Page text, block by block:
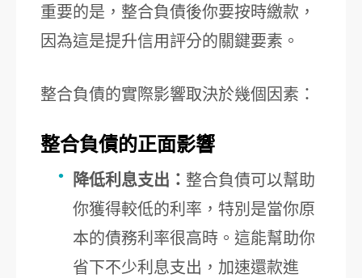
重要的是，整合負債後你要按時繳款，
因為這是提升信用評分的關鍵要素。
整合負債的實際影響取決於幾個因素：
整合負債的正面影響
降低利息支出： 整合負債可以幫助
你獲得較低的利率，特別是當你原
本的債務利率很高時。這能幫助你
省下不少利息支出，加速還款進